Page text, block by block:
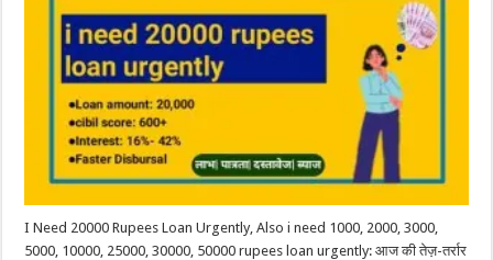
I Need 20000 Rupees Loan Urgently, Also i need 1000, 2000, 3000,
5000, 10000, 25000, 30000, 50000 rupees loan urgently: आज की तेज़-तर्रार